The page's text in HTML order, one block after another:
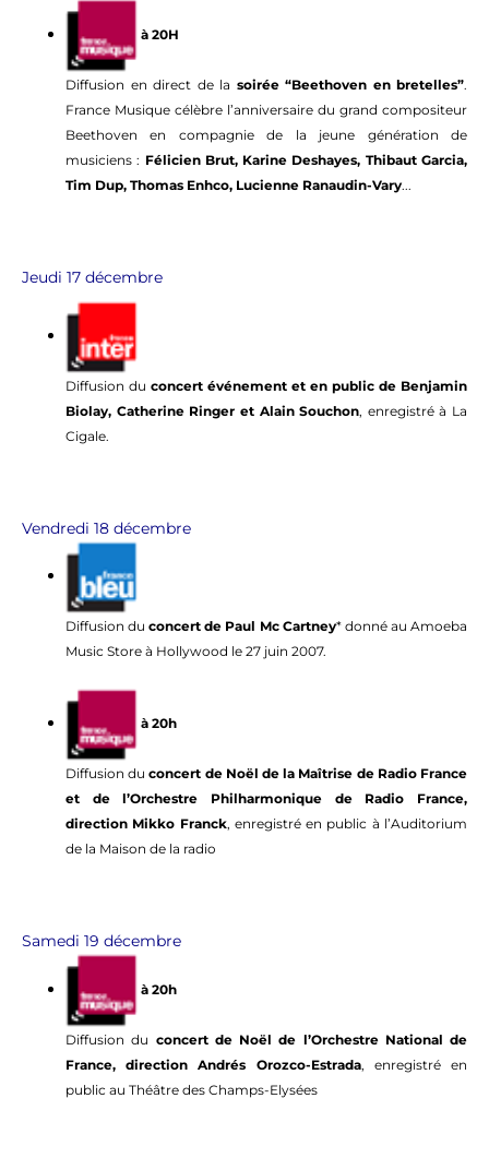
à 20H
Diffusion en direct de la soirée “Beethoven en bretelles”.
France Musique célèbre l’anniversaire du grand compositeur
Beethoven en compagnie de la jeune génération de
musiciens : Félicien Brut, Karine Deshayes, Thibaut Garcia,
Tim Dup, Thomas Enhco, Lucienne Ranaudin-Vary...
Jeudi 17 décembre
Diffusion du concert événement et en public de Benjamin
Biolay, Catherine Ringer et Alain Souchon, enregistré à La
Cigale.
Vendredi 18 décembre
Diffusion duconcert de Paul Mc Cartney* donné au Amoeba
Music Store à Hollywood le 27 juin 2007.
à 20h
Diffusion duconcert de Noël de la Maîtrise de Radio France
et de l’Orchestre Philharmonique de Radio France,
direction Mikko Franck, enregistré en public à l’Auditorium
de la Maison de la radio
Samedi 19 décembre
à 20h
Diffusion du concert de Noël de l’Orchestre National de
France, direction Andrés Orozco-Estrada, enregistré en
public au Théâtre des Champs-Elysées